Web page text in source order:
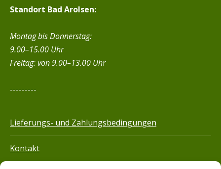
Standort Bad Arolsen:
Montag bis Donnerstag:
9.00–15.00 Uhr
Freitag:von 9.00–13.00 Uhr
---------
Lieferungs- und Zahlungsbedingungen
Kontakt